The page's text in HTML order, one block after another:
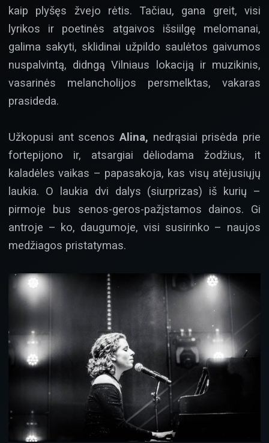
kaip plyšęs žvejo rėtis. Tačiau, gana greit, visi
lyrikos ir poetinės atgaivos išsiilgę melomanai,
galima sakyti, sklidinai užpildo saulėtos gaivumos
nuspalvintą, didngą Vilniaus lokaciją ir muzikinis,
vasarinės melancholijos persmelktas, vakaras
prasideda.
Užkopusi ant scenos Alina, nedrąsiai prisėda prie
fortepijono ir, atsargiai dėliodama žodžius, it
kaladėles vaikas – papasakoja, kas visų atėjusiųjų
laukia. O laukia dvi dalys (siurprizas) iš kurių –
pirmoje bus senos-geros-pažįstamos dainos. Gi
antroje – ko, daugumoje, visi susirinko – naujos
medžiagos pristatymas.